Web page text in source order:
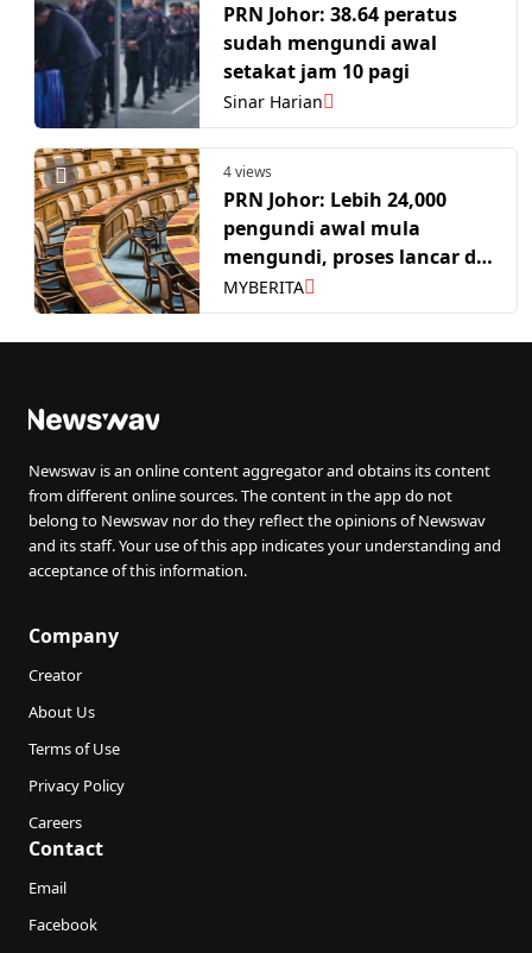
PRN Johor: 38.64 peratus
sudah mengundi awal
setakat jam 10 pagi
Sinar Harian
4 views
PRN Johor: Lebih 24,000
pengundi awal mula
mengundi, proses lancar di
64 pusat
MYBERITA
Newswav is an online content aggregator and obtains its content
from different online sources. The content in the app do not
belong to Newswav nor do they reflect the opinions of Newswav
and its staff. Your use of this app indicates your understanding and
acceptance of this information.
Company
Creator
About Us
Terms of Use
Privacy Policy
Careers
Contact
Email
Facebook